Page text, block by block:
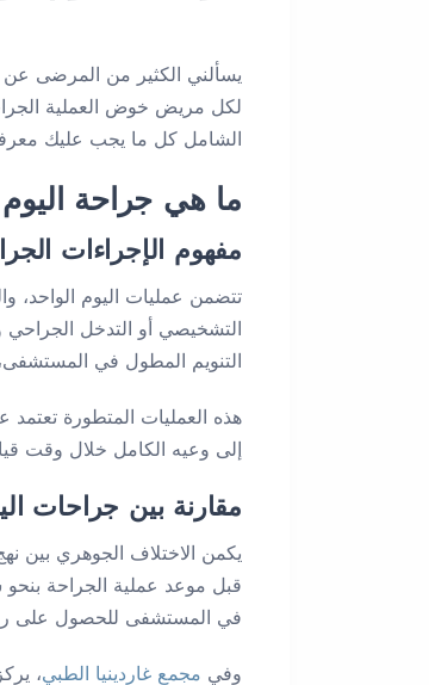
يسألني الكثير من المرضى عن
لكل مريض خوض العملية
الشامل كل ما يجب عليك
ما هي جراحة
مفهوم الإجراءات
تتضمن عمليات اليوم الواحد،
التشخيصي أو التدخل الجراحي
التنويم المطول في
هذه العمليات المتطورة
إلى وعيه الكامل خلال وقت
مقارنة بين جراحات
يكمن الاختلاف الجوهري بين
قبل موعد عملية الجراحة بنحو
في المستشفى للحصول على
وفي مجمع غاردينيا الطبي،